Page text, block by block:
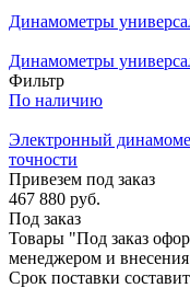
Динамометры
Динамометры
Фильтр
По наличию
Электронный
точности
Привезем под заказ
467 880 руб.
Под заказ
Товары "Под заказ
менеджером и
Срок поставки